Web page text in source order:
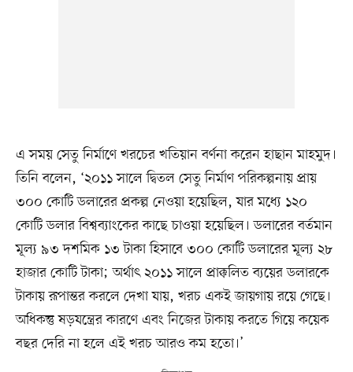
এ সময় সেতু নির্মাণে খরচের খতিয়ান বর্ণনা করেন হাছান মাহমুদ।
তিনি বলেন, ‘২০১১ সালে দ্বিতল সেতু নির্মাণ পরিকল্পনায় প্রায়
৩০০ কোটি ডলারের প্রকল্প নেওয়া হয়েছিল, যার মধ্যে ১২০
কোটি ডলার বিশ্বব্যাংকের কাছে চাওয়া হয়েছিল। ডলারের বর্তমান
মূল্য ৯৩ দশমিক ১৩ টাকা হিসাবে ৩০০ কোটি ডলারের মূল্য ২৮
হাজার কোটি টাকা; অর্থাৎ ২০১১ সালে প্রাক্কলিত ব্যয়ের ডলারকে
টাকায় রূপান্তর করলে দেখা যায়, খরচ একই জায়গায় রয়ে গেছে।
অধিকন্তু ষড়যন্ত্রের কারণে এবং নিজের টাকায় করতে গিয়ে কয়েক
বছর দেরি না হলে এই খরচ আরও কম হতো।’